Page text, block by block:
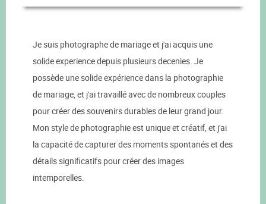
Je suis photographe de mariage et j'ai acquis une
solide experience depuis plusieurs decenies. Je
possède une solide expérience dans la photographie
de mariage, et j'ai travaillé avec de nombreux couples
pour créer des souvenirs durables de leur grand jour.
Mon style de photographie est unique et créatif, et j'ai
la capacité de capturer des moments spontanés et des
détails significatifs pour créer des images
intemporelles.